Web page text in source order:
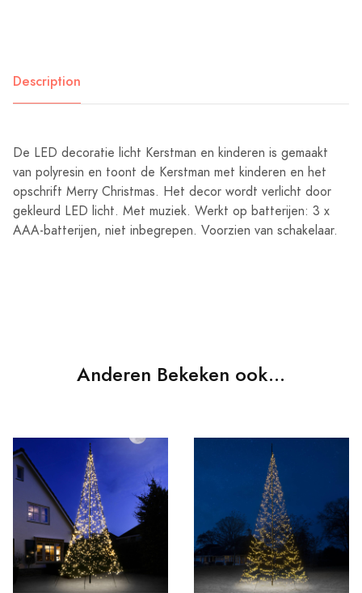
Description
De LED decoratie licht Kerstman en kinderen is gemaakt
van polyresin en toont de Kerstman met kinderen en het
opschrift Merry Christmas. Het decor wordt verlicht door
gekleurd LED licht. Met muziek. Werkt op batterijen: 3 x
AAA-batterijen, niet inbegrepen. Voorzien van schakelaar.
Anderen Bekeken ook...